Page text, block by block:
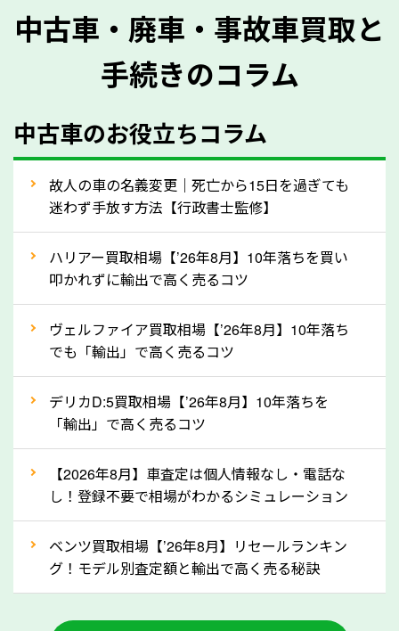
質問させていただく内容は以下の通りとなります。
メーカー／車種
型式／グレード
走行距離（例：約〇万キロ）
車検の満了日
内装や外装の状態
定を行い高価買取価格をつけやすくなります。
ってきます！
自動車税の還付金は、先に年払いしていた自動車税が
月割りで返還されるものです。ですから、自動車税の
還付金は早めに売却するほど多く還付されます。不要
な車は早めに廃車手続きをしたほうが良いでしょう。
③自動車税の還付金の扱いについて確認し
ましょう！
車を廃車にすると、自動車税の還付金を受け取ること
ができる場合があります。廃車買取業者の中には、還
付金をお客様に返還しない業者もあります。廃車査定
中古車・廃車・事故車買取と
手続きのコラム
中古車のお役立ちコラム
故人の車の名義変更｜死亡から15日を過ぎても
迷わず手放す方法【行政書士監修】
ハリアー買取相場【’26年8月】10年落ちを買い
叩かれずに輸出で高く売るコツ
ヴェルファイア買取相場【’26年8月】10年落ち
でも「輸出」で高く売るコツ
デリカD:5買取相場【’26年8月】10年落ちを
「輸出」で高く売るコツ
【2026年8月】車査定は個人情報なし・電話な
し！登録不要で相場がわかるシミュレーション
ベンツ買取相場【’26年8月】リセールランキン
グ！モデル別査定額と輸出で高く売る秘訣